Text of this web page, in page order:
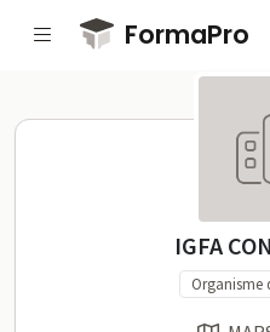
Passer au contenu principal
FormaPro
IGFA
IGFA
Organisme